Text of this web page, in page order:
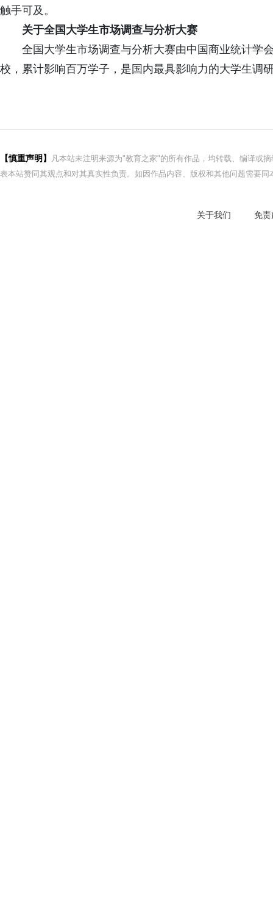
触手可及。
关于全国大学生市场调查与分析大赛
全国大学生市场调查与分析大赛由中国商业统计学
校，累计影响百万学子，是国内最具影响力的大学生调
【慎重声明】
凡本站未注明来源为"教育之家"的所有作品，均转载、编译或
表本站赞同其观点和对其真实性负责。如因作品内容、版权和其他问题需要
关于我们 免责